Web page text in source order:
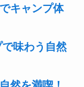
キャンプ体
味わう自然